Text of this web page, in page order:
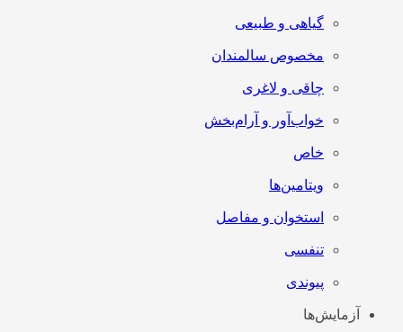
گیاهی و طبیعی
مخصوص سالمندان
چاقی و لاغری
خواب‌آور و آرام‌بخش
خاص
ویتامین‌ها
استخوان و مفاصل
تنفسی
پیوندی
آزمایش‌ها